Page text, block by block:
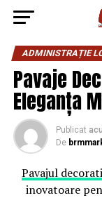
ADMINISTRAȚIE
Pavaje
Eleganța
Publicat
De
Pavajul
inovatoare